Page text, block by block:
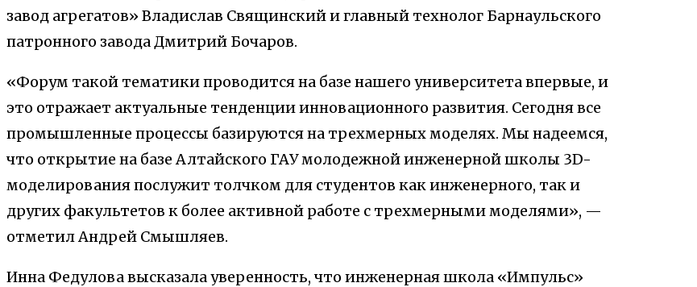
завод агрегатов» Владислав Свящинский и главный технолог Барнаульского
патронного завода Дмитрий Бочаров.
«Форум такой тематики проводится на базе нашего университета впервые, и
это отражает актуальные тенденции инновационного развития. Сегодня все
промышленные процессы базируются на трехмерных моделях. Мы надеемся,
что открытие на базе Алтайского ГАУ молодежной инженерной школы 3D-
моделирования послужит толчком для студентов как инженерного, так и
других факультетов к более активной работе с трехмерными моделями», —
отметил Андрей Смышляев.
Инна Федулова высказала уверенность, что инженерная школа «Импульс»